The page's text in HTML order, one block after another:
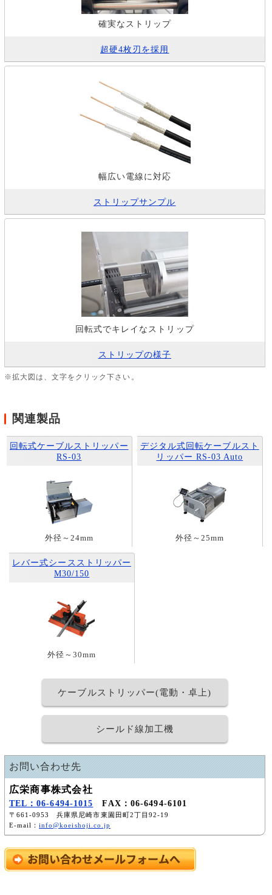
確実なストリップ
超硬4枚刃を採用
幅広い電線に対応
ストリップサンプル
回転式でキレイなストリップ
ストリップの様子
※拡大図は、文字をクリック下さい。
関連製品
回転式ケーブルストリッパー
RS-03
外径～24mm
デジタル式回転ケーブルスト
リッパー RS-03 Auto
外径～25mm
レバー式シースストリッパー
M30/150
外径～30mm
ケーブルストリッパー(電動・卓上)
シールド線加工機
お問い合わせ先
広栄商事株式会社
TEL：06-6494-1015 FAX：06-6494-6101
〒661-0953 兵庫県尼崎市東園田町2丁目92-19
E-mail：info@koeishoji.co.jp